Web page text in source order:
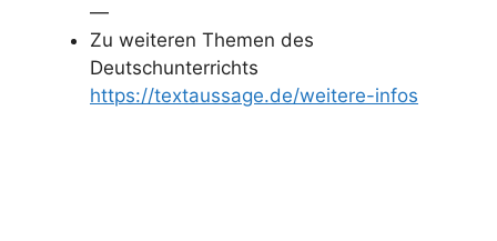
—
Zu weiteren Themen des
Deutschunterrichts
https://textaussage.de/weitere-infos